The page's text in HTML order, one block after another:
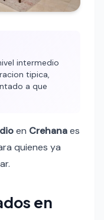
intermedio
tipica,
a que
en Crehanaes
quienes ya
en